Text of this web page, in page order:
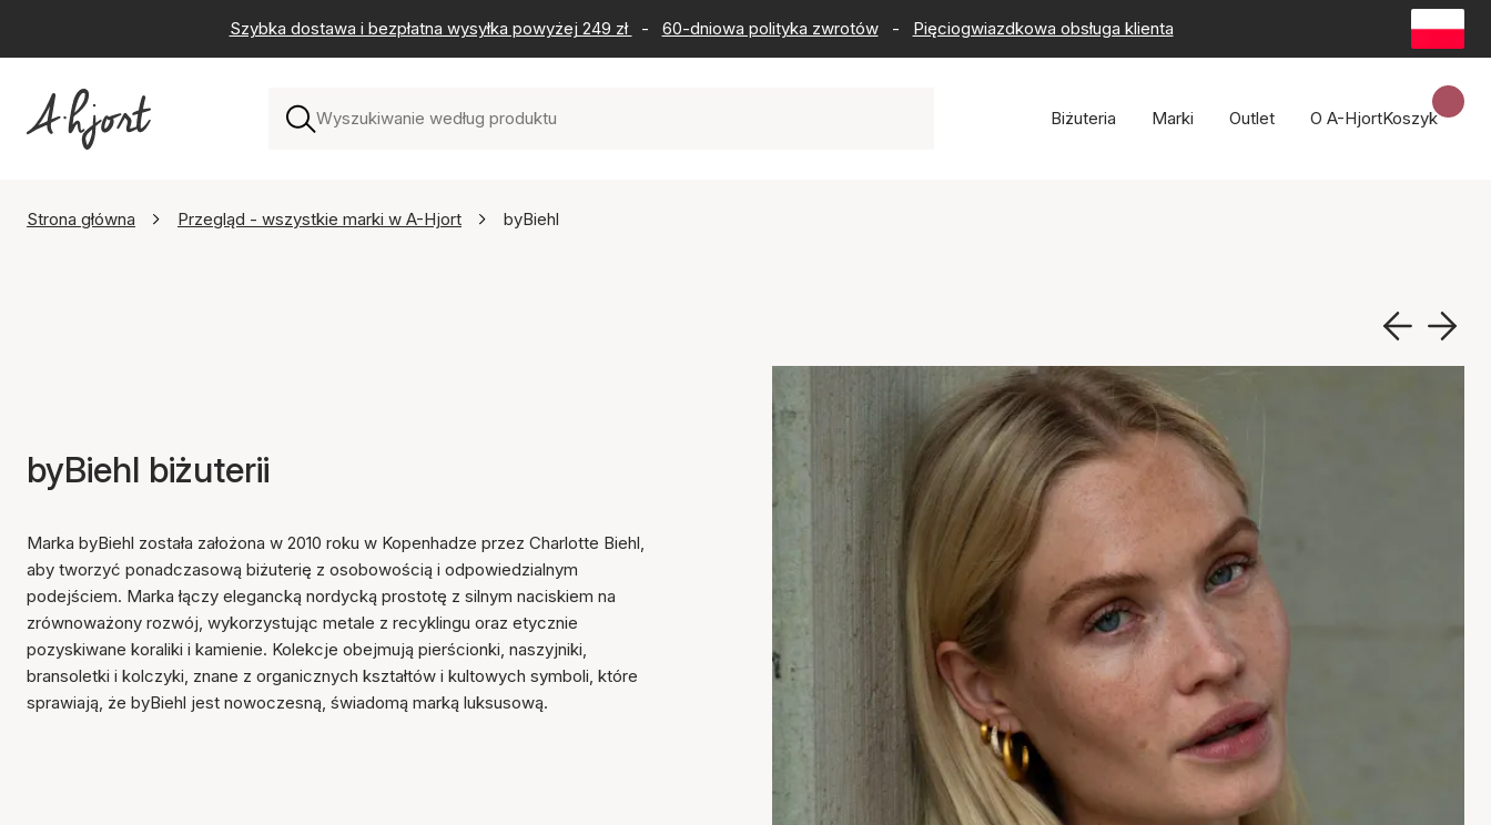
Szybka dostawa i bezpłatna wysyłka powyżej 249 zł - 60-dniowa polityka zwrotów - Pięciogwiazdkowa obsługa klienta
Biżuteria Marki Outlet O A-HjortKoszyk
Strona główna Przegląd - wszystkie marki w A-Hjort byBiehl
byBiehl biżuterii
Marka byBiehl została założona w 2010 roku w Kopenhadze przez Charlotte Biehl,
aby tworzyć ponadczasową biżuterię z osobowością i odpowiedzialnym
podejściem. Marka łączy elegancką nordycką prostotę z silnym naciskiem na
zrównoważony rozwój, wykorzystując metale z recyklingu oraz etycznie
pozyskiwane koraliki i kamienie. Kolekcje obejmują pierścionki, naszyjniki,
bransoletki i kolczyki, znane z organicznych kształtów i kultowych symboli, które
sprawiają, że byBiehl jest nowoczesną, świadomą marką luksusową.